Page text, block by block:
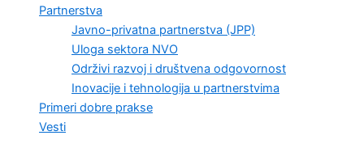
Partnerstva
Javno-privatna partnerstva (JPP)
Uloga sektora NVO
Održivi razvoj i društvena odgovornost
Inovacije i tehnologija u partnerstvima
Primeri dobre prakse
Vesti